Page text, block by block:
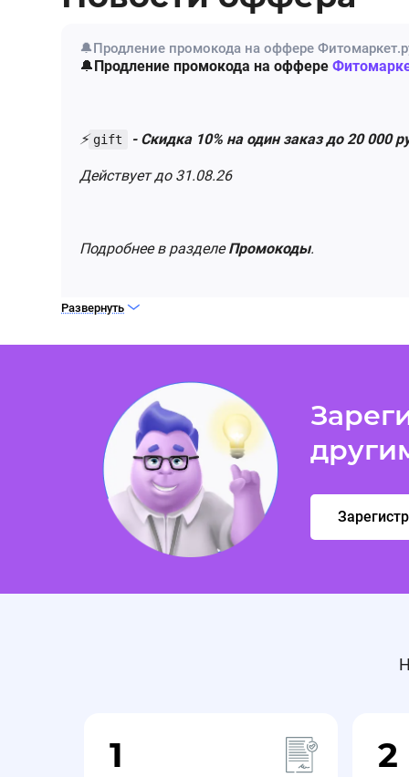
🔔Продление промокода на оффере
🔔Продление промокода на оффере
⚡️ gift - ​Скидка 10% на один заказ до 20 000
Действует до 31.08.26
Подробнее в разделеПромокоды.
⚡️Добавлены новые креативы.
🔔Обновление рекламных материалов на
⚡️Добавлены новые креативы.
❗Просьба использовать в работе.
Развернуть
1 2